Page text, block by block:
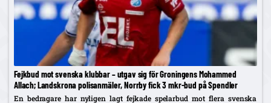
Fejkbud mot svenska klubbar – utgav sig för Groningens Mohammed
Allach; Landskrona polisanmäler, Norrby fick 3 mkr-bud på Spendler
En bedragare har nyligen lagt fejkade spelarbud mot flera svenska